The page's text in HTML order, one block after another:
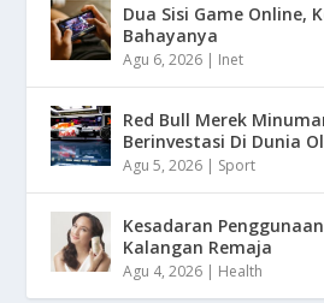
Dua Sisi Game Online,
Bahayanya
Agu 6, 2026 | Inet
Red Bull Merek
Berinvestasi Di Dunia
Agu 5, 2026 | Sport
Kesadaran
Kalangan Remaja
Agu 4, 2026 | Health